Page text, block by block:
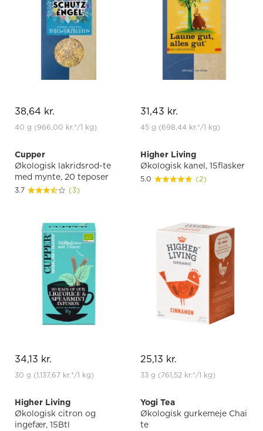
38,64 kr.
40 g (966,00 kr.*/1 kg)
31,43 kr.
45 g (698,44 kr.*/1 kg)
Cupper
Økologisk lakridsrod-te
med mynte, 20 teposer
3.7 (3)
34,13 kr.
30 g (1.137,67 kr.*/1 kg)
Higher Living
Økologisk kanel, 15flasker
5.0 (2)
25,13 kr.
33 g (761,52 kr.*/1 kg)
Higher Living
Økologisk citron og
ingefær, 15Btl
Yogi Tea
Økologisk gurkemeje Chai
te